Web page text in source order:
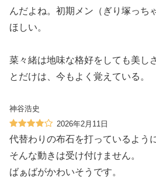
んだよね。初期メン（ぎり塚っち
ほしい。
菜々緒は地味な格好をしても美し
とだけは、今もよく覚えている。
神谷浩史
2026年2月11日
代替わりの布石を打っているよう
そんな動きは受け付けません。
ばぁばがかわいそうです。